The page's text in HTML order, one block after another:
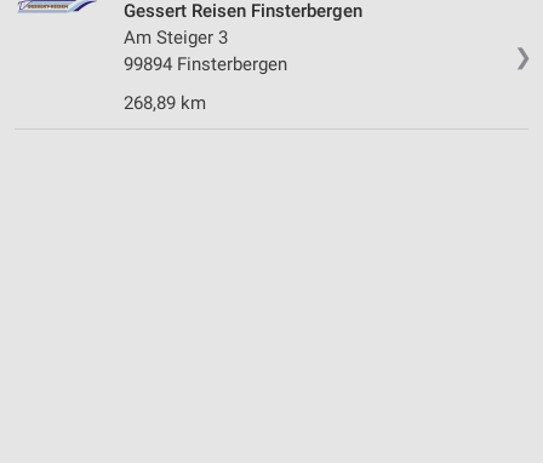
❯
Gessert Reisen Finsterbergen
Am Steiger 3
99894 Finsterbergen
268,89 km